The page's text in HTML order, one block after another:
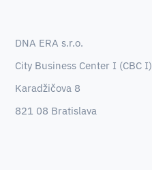
DNA ERA s.r.o.
City Business Center I (CBC I)
Karadžičova 8
821 08 Bratislava